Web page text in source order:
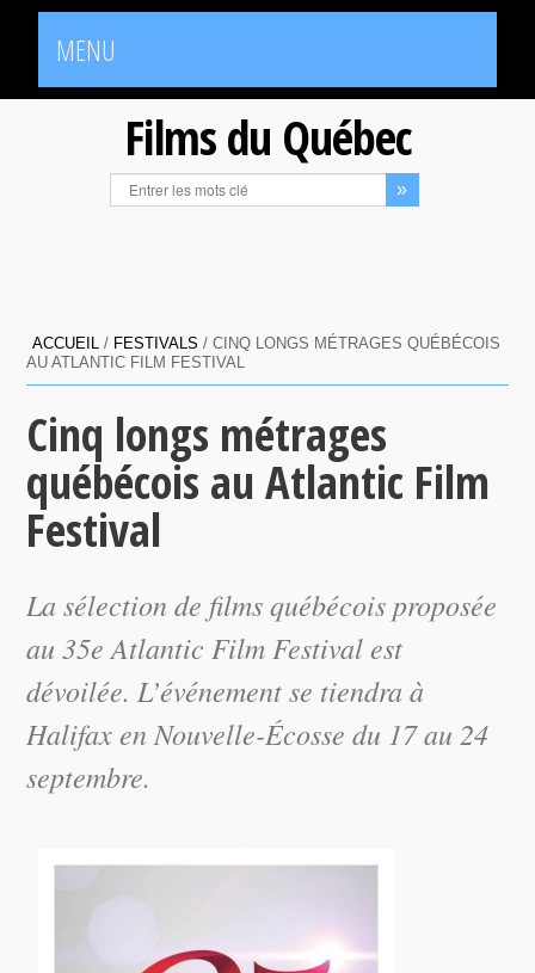
MENU
Films du Québec
ACCUEIL / FESTIVALS /CINQ LONGS MÉTRAGES QUÉBÉCOIS
AU ATLANTIC FILM FESTIVAL
Cinq longs métrages
québécois au Atlantic Film
Festival
La sélection de films québécois proposée
au 35e Atlantic Film Festival est
dévoilée. L’événement se tiendra à
Halifax en Nouvelle-Écosse du 17 au 24
septembre.